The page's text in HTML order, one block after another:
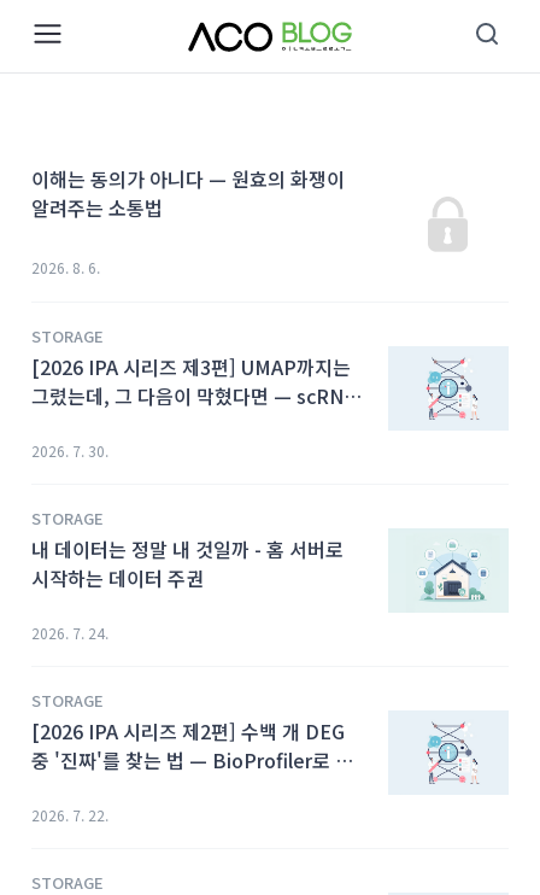
이해는 동의가 아니다 — 원효의 화쟁이
알려주는 소통법
2026. 8. 6.
STORAGE
[2026 IPA 시리즈 제3편] UMAP까지는
그렸는데, 그 다음이 막혔다면 — scRNA-
Regulator
2026. 7. 30.
STORAGE
내 데이터는 정말 내 것일까 - 홈 서버로
시작하는 데이터 주권
2026. 7. 24.
STORAGE
[2026 IPA 시리즈 제2편] 수백 개 DEG
중 '진짜'를 찾는 법 — BioProfiler로 바
2026. 7. 22.
STORAGE